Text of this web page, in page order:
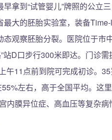
拿到“试管婴儿”牌照的公立
大的胚胎实验室，装备
观察胚胎分裂。医院位于市
站D口步行300米即达。门诊
午11点前到院可完成初诊。
左右，高于全国平均。这
内膜异位症、高血压等复杂